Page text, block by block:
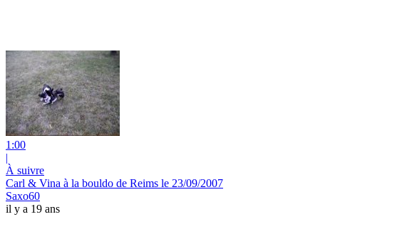
1:00
|
À suivre
Carl & Vina à la bouldo de Reims le 23/09/2007
Saxo60
il y a 19 ans